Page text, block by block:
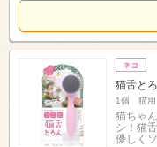
猫舌と
1個 猫用
猫ちゃ
シ！猫
優しく